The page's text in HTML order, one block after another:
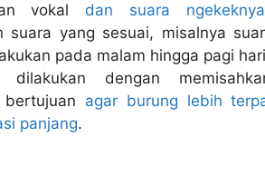
vokal dan suara
suara yang sesuai, misalnya
pada malam hingga pagi
dilakukan dengan
agar burung lebih
panjang.